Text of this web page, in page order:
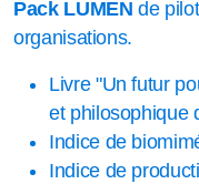
Pack LUMEN de
organisations.
Livre "Un futur
et philosophique
Indice de
Indice de